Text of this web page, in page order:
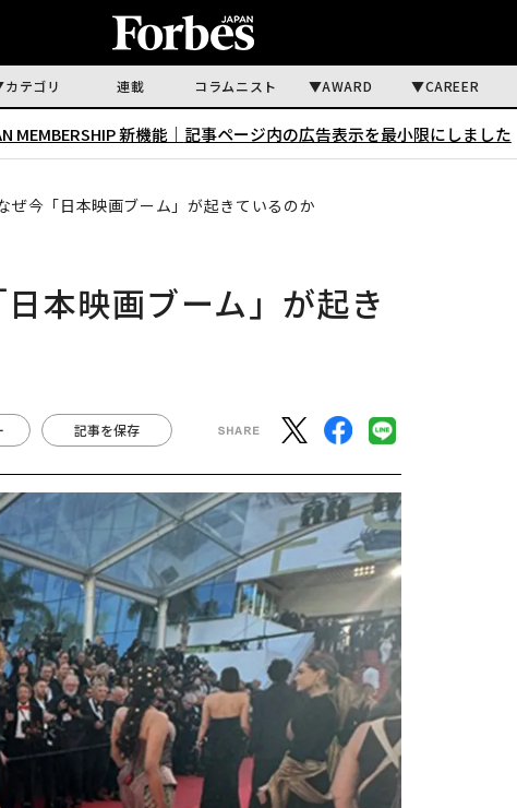
カテゴリ 連載 コラムニスト AWARD CAREER
MEMBERSHIP 新機能｜ 記事ページ内の広告表示を最小限にしました
ぜ今「日本映画ブーム」が起きているのか
本映画ブーム」が起き
記事を保存